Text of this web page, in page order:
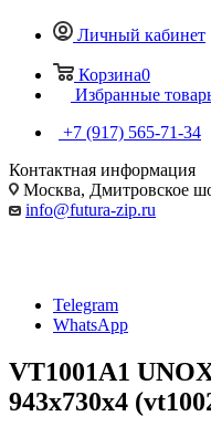
Личный кабинет
Корзина0
Избранные
+7 (917) 565-71-34
Контактная информация
Москва, Дмитровское
info@futura-zip.ru
Telegram
WhatsApp
VT1001A1
943x730x4